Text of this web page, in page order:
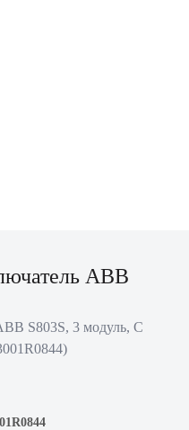
ABB
S803S, 3 модуль, C